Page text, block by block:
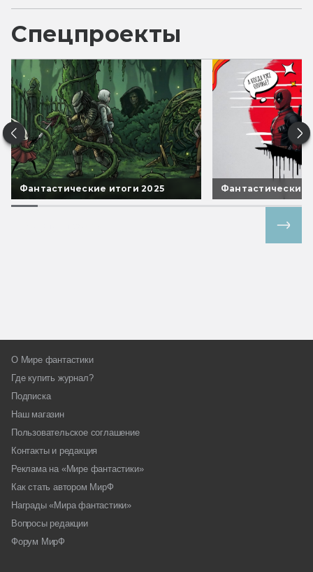
Спецпроекты
Фантастические итоги 2025 Фантастические
О Мире фантастики
Где купить журнал?
Подписка
Наш магазин
Пользовательское соглашение
Контакты и редакция
Реклама на «Мире фантастики»
Как стать автором МирФ
Награды «Мира фантастики»
Вопросы редакции
Форум МирФ